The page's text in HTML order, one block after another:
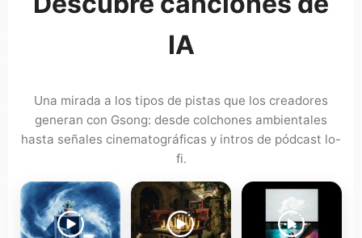
IA
Una mirada a los tipos de pistas que los creadores
generan con Gsong: desde colchones ambientales
hasta señales cinematográficas y intros de pódcast lo-
fi.